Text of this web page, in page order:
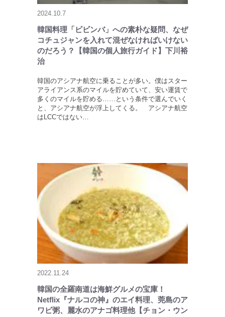
2024.10.7
韓国料理「ビビンバ」への素朴な疑問、なぜ
コチュジャンを入れて混ぜなければいけない
のだろう？【韓国の個人旅行ガイド】下川裕
治
韓国のアシアナ航空に乗ることが多い。僕はスター
アライアンス系のマイルを貯めていて、安い運賃で
多くのマイルを貯める……という条件で選んでいく
と、アシアナ航空が浮上してくる。 アシアナ航空
はLCCではない…
2022.11.24
韓国の全羅南道は海鮮グルメの宝庫！
Netflix『ナルコの神』のエイ料理、莞島のア
ワビ粥、麗水のアナゴ料理他【チョン・ウン